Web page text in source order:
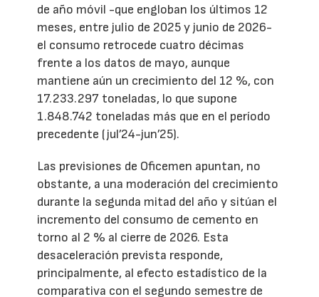
de año móvil -que engloban los últimos 12
meses, entre julio de 2025 y junio de 2026-
el consumo retrocede cuatro décimas
frente a los datos de mayo, aunque
mantiene aún un crecimiento del 12 %, con
17.233.297 toneladas, lo que supone
1.848.742 toneladas más que en el período
precedente (jul’24-jun’25).
Las previsiones de Oficemen apuntan, no
obstante, a una moderación del crecimiento
durante la segunda mitad del año y sitúan el
incremento del consumo de cemento en
torno al 2 % al cierre de 2026. Esta
desaceleración prevista responde,
principalmente, al efecto estadístico de la
comparativa con el segundo semestre de